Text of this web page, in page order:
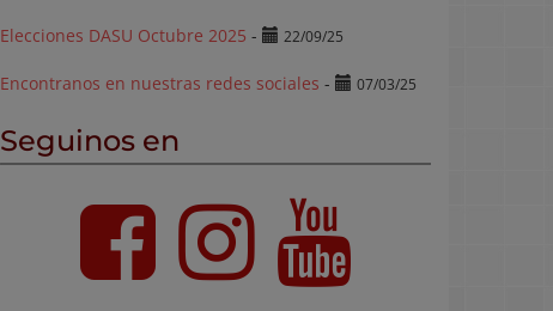
Elecciones DASU Octubre 2025 - 22/09/25
Encontranos en nuestras redes sociales - 07/03/25
Seguinos en